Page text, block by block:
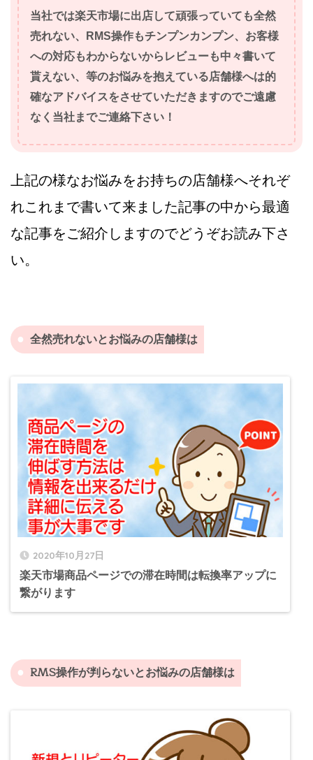
当社では楽天市場に出店して頑張っていても全然
売れない、RMS操作もチンプンカンプン、お客様
への対応もわからないからレビューも中々書いて
貰えない、等のお悩みを抱えている店舗様へは的
確なアドバイスをさせていただきますのでご遠慮
なく当社までご連絡下さい！
上記の様なお悩みをお持ちの店舗様へそれぞ
れこれまで書いて来ました記事の中から最適
な記事をご紹介しますのでどうぞお読み下さ
い。
全然売れないとお悩みの店舗様は
2020年10月27日
楽天市場商品ページでの滞在時間は転換率アップに
繋がります
RMS操作が判らないとお悩みの店舗様は